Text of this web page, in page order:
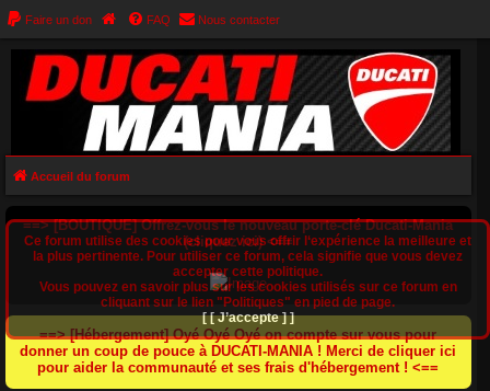
Faire un don FAQ Nous contacter
Accueil du forum
==> [BOUTIQUE] Offrez-vous le nouveau porte-clé Ducati-Mania
(cliquez ici) <==
==> [Hébergement] Oyé Oyé Oyé on compte sur vous pour
donner un coup de pouce à DUCATI-MANIA ! Merci de cliquer ici
pour aider la communauté et ses frais d'hébergement ! <==
Ce forum utilise des cookies pour vous offrir l‘expérience la meilleure et
la plus pertinente. Pour utiliser ce forum, cela signifie que vous devez
accepter cette politique.
Vous pouvez en savoir plus sur les cookies utilisés sur ce forum en
cliquant sur le lien "Politiques" en pied de page.
[ [ J’accepte ] ]